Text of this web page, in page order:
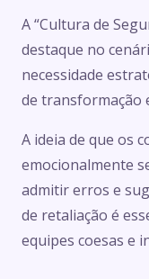
A “Cultura de
destaque no
necessidade
de transformação
A ideia de que os
emocionalmente
admitir erros e
de retaliação é
equipes coesas e